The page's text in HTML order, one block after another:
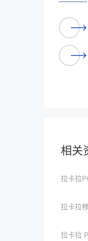
相关
拉卡拉
拉卡拉
拉卡拉